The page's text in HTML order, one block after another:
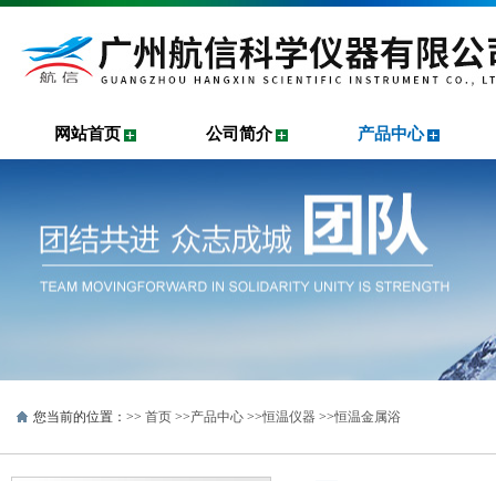
网站首页 公司简介 产品中心
您当前的位置：>> 首页 >>产品中心 >>恒温仪器 >>恒温金属浴